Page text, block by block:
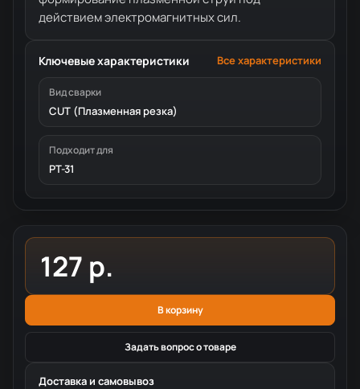
действием электромагнитных сил.
Ключевые характеристики Все характеристики
Вид сварки
CUT (Плазменная резка)
Подходит для
PT-31
127 р.
В корзину
Задать вопрос о товаре
Доставка и самовывоз